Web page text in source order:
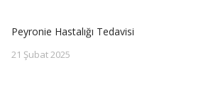
Peyronie Hastalığı Tedavisi
21 Şubat 2025